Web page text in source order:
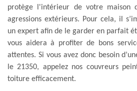
protège l'intérieur de votre maison
agressions extérieurs. Pour cela, il
un expert afin de le garder en parfait
vous aidera à profiter de bons
attentes. Si vous avez donc besoin
le 21350, appelez nos couvreurs
toiture efficacement.